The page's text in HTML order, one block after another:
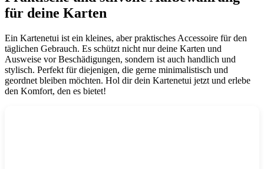
für deine Karten
Ein Kartenetui ist ein kleines, aber praktisches Accessoire für den
täglichen Gebrauch. Es schützt nicht nur deine Karten und
Ausweise vor Beschädigungen, sondern ist auch handlich und
stylisch. Perfekt für diejenigen, die gerne minimalistisch und
geordnet bleiben möchten. Hol dir dein Kartenetui jetzt und erlebe
den Komfort, den es bietet!